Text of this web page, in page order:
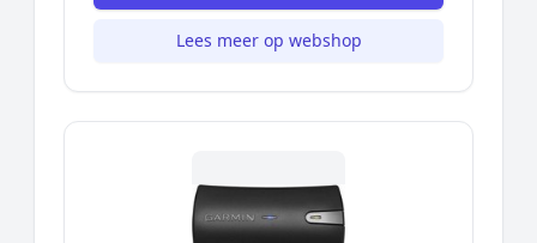
Lees meer op webshop